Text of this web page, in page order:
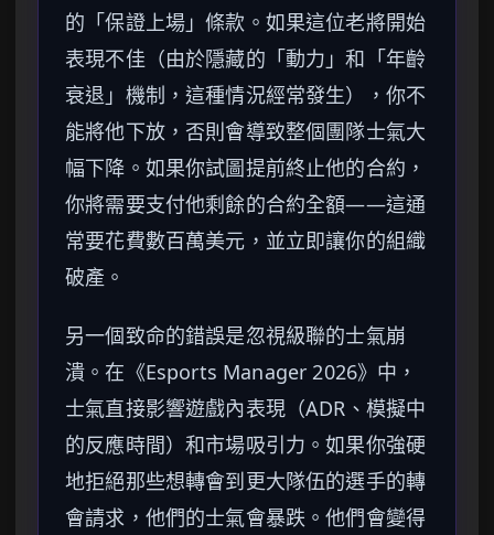
的「保證上場」條款。如果這位老將開始
表現不佳（由於隱藏的「動力」和「年齡
衰退」機制，這種情況經常發生），你不
能將他下放，否則會導致整個團隊士氣大
幅下降。如果你試圖提前終止他的合約，
你將需要支付他剩餘的合約全額——這通
常要花費數百萬美元，並立即讓你的組織
破產。
另一個致命的錯誤是忽視級聯的士氣崩
潰。在《Esports Manager 2026》中，
士氣直接影響遊戲內表現（ADR、模擬中
的反應時間）和市場吸引力。如果你強硬
地拒絕那些想轉會到更大隊伍的選手的轉
會請求，他們的士氣會暴跌。他們會變得